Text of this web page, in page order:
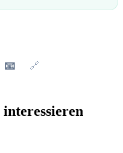
📧 🔗
interessieren